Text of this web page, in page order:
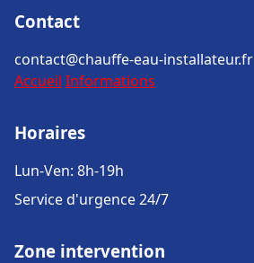
Contact
contact@chauffe-eau-installateur.fr
Accueil Informations
Horaires
Lun-Ven: 8h-19h
Service d'urgence 24/7
Zone intervention